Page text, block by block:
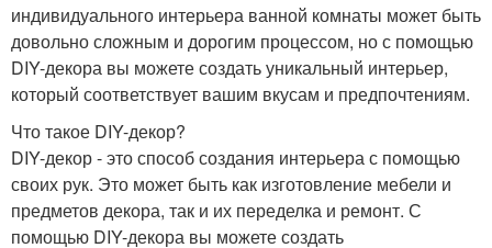
индивидуального интерьера ванной комнаты может быть
довольно сложным и дорогим процессом, но с помощью
DIY-декора вы можете создать уникальный интерьер,
который соответствует вашим вкусам и предпочтениям.
Что такое DIY-декор?
DIY-декор - это способ создания интерьера с помощью
своих рук. Это может быть как изготовление мебели и
предметов декора, так и их переделка и ремонт. С
помощью DIY-декора вы можете создать